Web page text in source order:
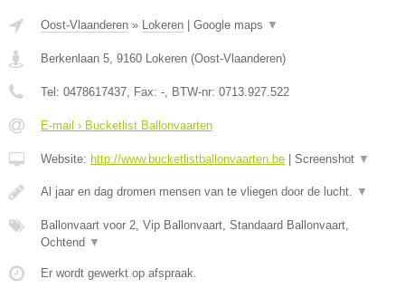
Oost-Vlaanderen » Lokeren Google maps ▼
Berkenlaan 5, 9160 Lokeren (Oost-Vlaanderen)
Tel: 0478617437, Fax: -, BTW-nr: 0713.927.522
E-mail › Bucketlist Ballonvaarten
Website: http://www.bucketlistballonvaarten.be Screenshot ▼
Al jaar en dag dromen mensen van te vliegen door de lucht. ▼
Ballonvaart voor 2, Vip Ballonvaart, Standaard Ballonvaart,
Ochtend ▼
Er wordt gewerkt op afspraak.